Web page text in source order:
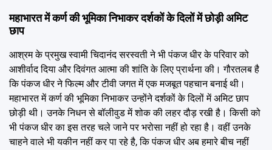
महाभारत में कर्ण की भूमिका निभाकर दर्शकों के दिलों में छोड़ी अमिट
छाप
आश्रम के प्रमुख स्वामी चिदानंद सरस्वती ने भी पंकज धीर के परिवार को
आशीर्वाद दिया और दिवंगत आत्मा की शांति के लिए प्रार्थना की। गौरतलब है
कि पंकज धीर ने फिल्म और टीवी जगत में एक मजबूत पहचान बनाई थी।
महाभारत में कर्ण की भूमिका निभाकर उन्होंने दर्शकों के दिलों में अमिट छाप
छोड़ी थी। उनके निधन से बॉलीवुड में शोक की लहर दौड़ रखी है। किसी को
भी पंकज धीर का इस तरह चले जाने पर भरोसा नहीं हो रहा है। वहीं उनके
चाहने वाले भी यकीन नहीं कर पा रहे है, कि पंकज धीर अब हमारे बीच नहीं